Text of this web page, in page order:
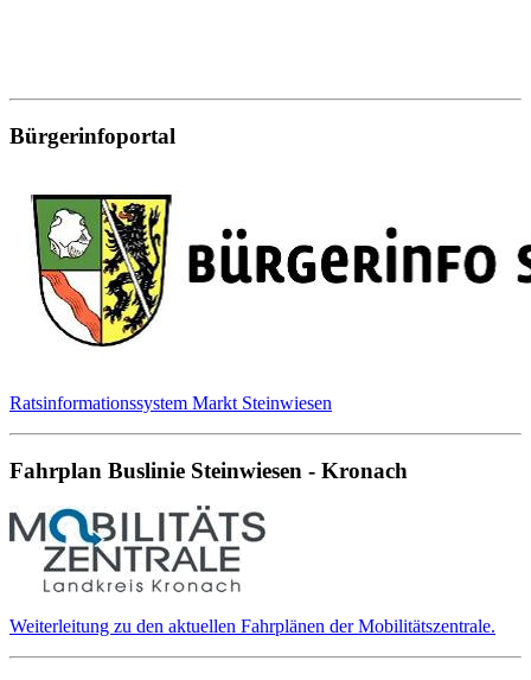
Bürgerinfoportal
Ratsinformationssystem Markt Steinwiesen
Fahrplan Buslinie Steinwiesen - Kronach
Weiterleitung zu den aktuellen Fahrplänen der Mobilitätszentrale.